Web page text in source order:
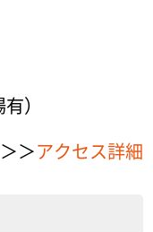
）
＞＞アクセス詳細